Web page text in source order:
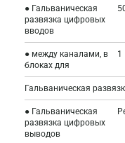
● Гальваническая
развязка цифровых
вводов
● между каналами, в
блоках для
1
Гальваническая
● Гальваническая
развязка цифровых
выводов